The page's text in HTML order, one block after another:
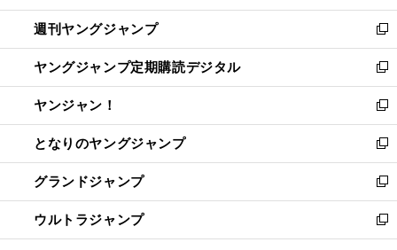
開
く
ウ
で
開
く
ン
ド
ウ
で
開
く
ウ
ィ
ン
ド
ウ
で
開
く
週刊ヤングジャンプ
新
し
い
ウ
ィ
ン
ド
ウ
で
開
く
ヤングジャンプ定期購読デジタル
新
し
い
ウ
ィ
ン
ド
ウ
で
開
ヤンジャン！
新
し
い
ウ
ィ
ン
ド
ウ
となりのヤングジャンプ
新
し
い
ウ
ィ
ン
グランドジャンプ
新
し
い
ウ
ウルトラジャンプ
新
し